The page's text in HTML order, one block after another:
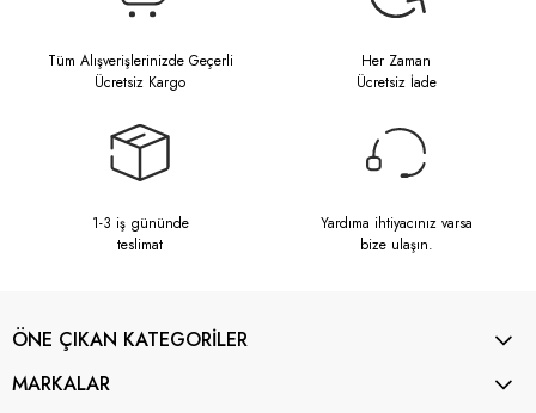
Tüm Alışverişlerinizde Geçerli
Ücretsiz Kargo
Her Zaman
Ücretsiz İade
1-3 iş gününde
teslimat
Yardıma ihtiyacınız varsa
bize ulaşın.
ÖNE ÇIKAN KATEGORİLER
MARKALAR